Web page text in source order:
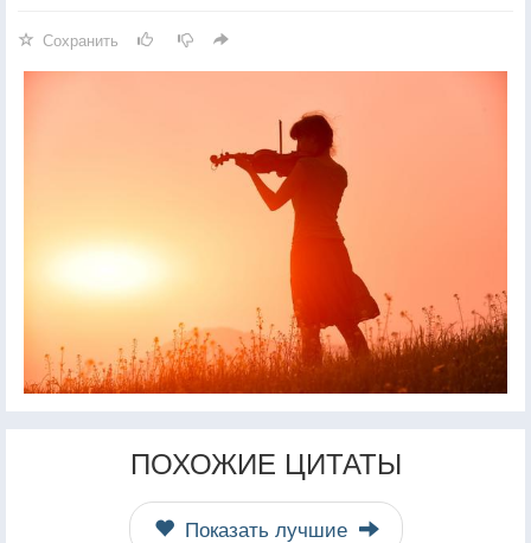
Сохранить
ПОХОЖИЕ ЦИТАТЫ
Показать лучшие